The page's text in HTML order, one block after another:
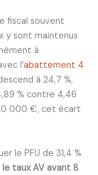
fiscal souvent
y sont maintenus
à
l’abattement 4
à 24,7 %,
% contre 4,46
000 €, cet écart
le PFU de 31,4 %
le taux AV avant 8